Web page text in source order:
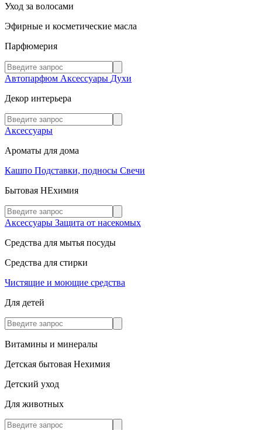
Уход за волосами
Эфирные и косметические масла
Парфюмерия
Автопарфюм Аксессуары Духи
Декор интерьера
Аксессуары
Ароматы для дома
Кашпо Подставки, подносы Свечи
Бытовая НЕхимия
Аксессуары Защита от насекомых
Средства для мытья посуды
Средства для стирки
Чистящие и моющие средства
Для детей
Витамины и минералы
Детская бытовая Нехимия
Детский уход
Для животных